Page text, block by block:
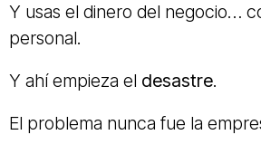
Y usas el dinero del negocio…
personal.
Y ahí empieza el desastre.
El problema nunca fue la